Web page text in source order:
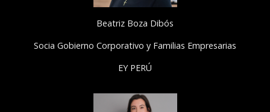
Beatriz Boza Dibós
Socia Gobierno Corporativo y Familias Empresarias
EY PERÚ